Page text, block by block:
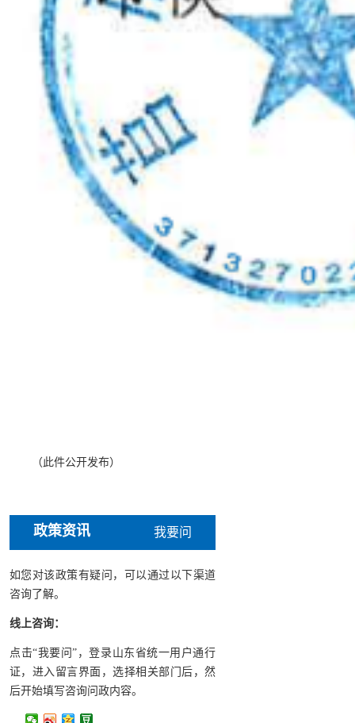
（此件公开发布）
政策资讯 我要问
如您对该政策有疑问，可以通过以下渠道
咨询了解。
线上咨询：
点击“我要问”，登录山东省统一用户通行
证，进入留言界面，选择相关部门后，然
后开始填写咨询问政内容。